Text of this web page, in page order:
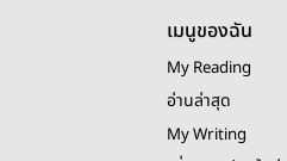
เมนูของฉัน
My Reading
อ่านล่าสุด
My Writing